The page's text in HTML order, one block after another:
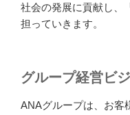
社会の発展に貢献し、
担っていきます。
グループ経営ビ
ANAグループは、お客